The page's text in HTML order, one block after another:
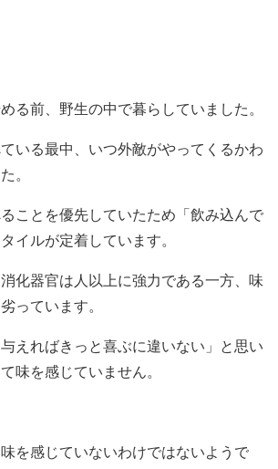
る前、野生の中で暮らしていました。
いる最中、いつ外敵がやってくるかわ
。
ことを優先していたため「飲み込んで
イルが定着しています。
化器官は人以上に強力である一方、味
っています。
与えればきっと喜ぶに違いない」と思い
味を感じていません。
を感じていないわけではないようで